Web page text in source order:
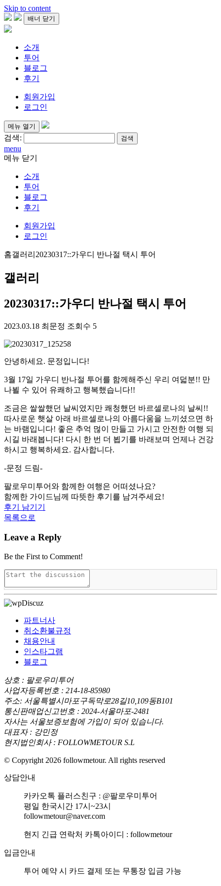
Skip to content
배너 닫기
소개
투어
블로그
후기
회원가입
로그인
메뉴 열기
검색:
menu
메뉴 닫기
소개
투어
블로그
후기
회원가입
로그인
홈갤러리 20230317::가우디 반나절 택시 투어
갤러리
20230317::가우디 반나절 택시 투어
2023.03.18 최문정 조회수 5
안녕하세요. 문정입니다!
3월 17일 가우디 반나절 투어를 함께해주신 우리 여덟분!! 만
나뵐 수 있어 유쾌하고 행복했습니다!!
조금은 쌀쌀했던 날씨였지만 쾌청했던 바르셀로나의 날씨!!
따사로운 햇살 아래 바르셀로나의 아름다움을 느끼셨으면 하
는 바램입니다! 좋은 추억 먾이 만들고 가시고 안전한 여행 되
시길 바래봅니다! 다시 한 번 더 뵙기를 바래보며 언제나 건강
하시고 행복하세요. 감사합니다.
-문정 드림-
팔로우미투어와 함께한 여행은 어떠셨나요?
함께한 가이드님께 따뜻한 후기를 남겨주세요!
후기 남기기
목록으로
Leave a Reply
Be the First to Comment!
파트너사
취소환불규정
채용안내
인스타그램
블로그
상호 : 팔로우미투어
사업자등록번호 : 214-18-85980
주소: 서울특별시마포구독막로28길10,109동B101
통신판매업신고번호 : 2024-서울마포-2481
자사는 서울보증보험에 가입이 되어 있습니다.
대표자 : 강민정
현지법인회사 : FOLLOWMETOUR S.L
© Copyright 2026 followmetour. All rights reserved
상담안내
카카오톡 플러스친구 : @팔로우미투어
평일 한국시간 17시~23시
followmetour@naver.com
현지 긴급 연락처 카톡아이디 : followmetour
입금안내
투어 예약 시 카드 결제 또는 무통장 입금 가능